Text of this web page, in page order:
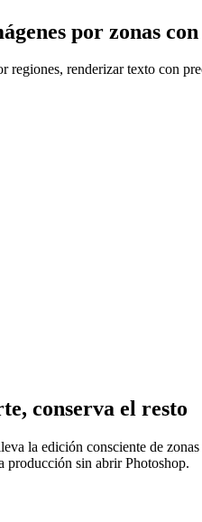
por zonas
regiones, renderizar texto con
conserva el resto
la edición consciente de
producción sin abrir Photoshop.